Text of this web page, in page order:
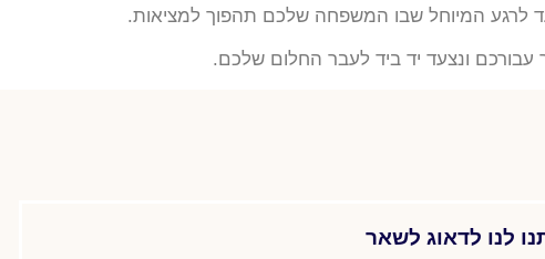
לרגע המיוחל שבו המשפחה שלכם תהפוך למציאות.
ונצעד יד ביד לעבר החלום שלכם.
לנו לדאוג לשאר